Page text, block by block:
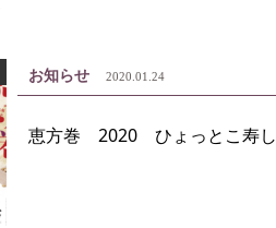
お知らせ 2020.01.24
恵方巻 2020 ひょっとこ寿し